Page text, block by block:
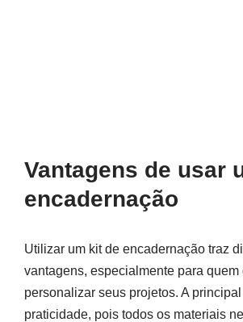
Vantagens de usar
encadernação
Utilizar um kit de encadernação traz
vantagens, especialmente para quem
personalizar seus projetos. A
praticidade, pois todos os materiais